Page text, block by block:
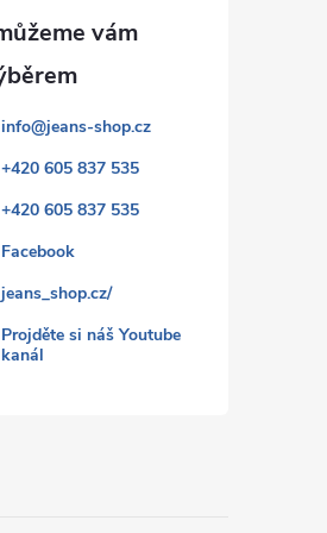
info@jeans-shop.cz
+420 605 837 535
+420 605 837 535
Facebook
jeans_shop.cz/
Projděte si náš Youtube
kanál